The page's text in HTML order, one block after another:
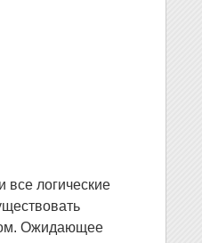
все логические
Ожидающее